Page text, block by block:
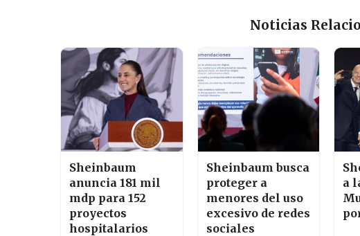
Noticias
Sheinbaum
anuncia 181 mil
mdp para 152
proyectos
hospitalarios
Sheinbaum busca
proteger a
menores del uso
excesivo de redes
sociales
a